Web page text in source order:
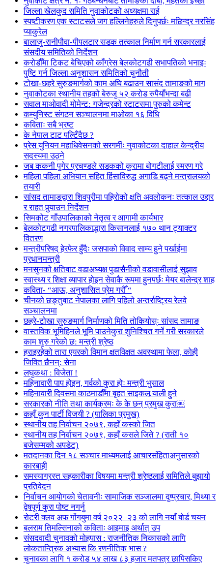
जिल्ला खेलकुद समिति नुवाकोटको अध्यक्षमा राई
स्पष्टीकरण एक स्टाटसले जग हल्लिनेहरुले दिनुपर्छः मछिन्द्र नरसिंह
प्याकुरेल
बालाजु-रानीपौवा-पीपलटार सडक तत्काल निर्माण गर्न सरकारलाई
संसदीय समितिको निर्देशन
करोडौँमा टिकट बेचिएको काँग्रेस बेलकोटगढी सभापतिको भनाइः
पुष्टि गर्न जिल्ला अनुशासन समितिको चुनौती
टोखा-छहरे सुरुङमार्गको काम अघि बढाउन सासंद तामाङको माग
नुवाकोटका स्थानीय तहको बेरुजु ५२ करोड रुपैयाँभन्दा बढी
सवाल माओवादी मोमेन्ट: गजेन्द्रको स्टाटसमा पुरुको कमेन्ट
कम्युनिस्ट संगठन सञ्चालनमा माओका १६ विधि
कविताः सबै भ्रष्ट
के नेपाल टाट पल्टिँदैछ ?
प्रेस युनियन महाधिवेसनको सरगर्मीः नुवाकोटका दाहाल केन्द्रीय
सदस्यमा उठ्ने
जब ककनी पुगेर प्रचण्डले सडकको कुरामा बोगटीलाई स्मरण गरे
महिला पहिला अभियान सहित हिंसाविरुद्ध अगाडि बढ्ने मन्त्रालयको
तयारी
सांसद तामाङद्वारा शिवपुरीमा पहिरोको क्षति अवलोकनः तत्काल उद्दार
र राहत पुर्‍याउन निर्देशन
सिमकोट गाँउपालिकाको नेतृत्व र आगामी कार्यभार
बेलकोटगढी नगरपालिकाद्धारा किसानलाई १७० थान ट्याक्टर
वितरण
मन्त्रीपरिषद् हेरफेर हुँदैः जसपाको विवाद साम्य हुने पर्खाईमा
प्रधानमन्त्री
मनसुनको क्षतिबाट वडाअध्यक्ष पुडासैनीको वडावासीलाई सुझाव
स्वास्थ्य र शिक्षा व्यापार होइन सेवाकै रूपमा हुनपर्छः मेयर बालेन्द्र शाह
कविता- “आऊ, अनुशासित प्रेम गरौँ “
चीनको छङ्तुबाट नेपालका लागि पहिलो अन्तर्राष्ट्रिय रेलवे
सञ्चालनमा
छहरे-टोखा सुरुङमार्ग निर्माणको मिति तोकियोस्ः सांसद तामाङ
वास्तविक भूमिहिनले भूमि पाउनेकुरा शुनिश्चित गर्ने गरी सरकारले
काम शुरु गरेको छ: मन्त्री श्रेष्ठ
हराइरहेको तारा एयरको विमान क्षतविक्षत अवस्थामा फेला, कोही
जिवित छैनन्: सेना
लघुकथा : विजेता !
महिनावारी पाप होइन, गर्वको कुरा होः मन्त्री भुसाल
महिनावारी दिवसमा काठमाडौँमा बृहत साइकल र्‍याली हुने
सरकारको नीति तथा कार्यक्रमः के के छन् प्रमुख कुरा￼
कहाँ कुन पार्टी विजयी ? (पालिका प्रमुख)
स्थानीय तह निर्वाचन २०७९, कहाँ कस्को जित
स्थानीय तह निर्वाचन २०७९, कहाँ कसले जिते ? (राती १०
बजेसम्मको अपडेट)
मतदानका दिन १८ सञ्चार माध्यमलाई आचारसंहिताअनुसारको
कारबाही
समस्याग्रस्त सहकारीका विषयमा मन्त्री श्रेष्ठलाई समितिले बुझायो
प्रतिवेदन
निर्वाचन आयोगको चेतावनीः सामाजिक सञ्जालमा दुष्प्रचार, मिथ्या र
द्वेषपूर्ण कुरा पोष्ट नगर्नु
रोटरी क्लव अफ गोंगबुमा वर्ष २०२२–२३ को लागि नयाँ बोर्ड चयन
बलराम तिमल्सिनाको कविताः आइमाइ अर्थात् उप
संसदवादी चुनावको मोहपास : राजनीतिक निकासको लागि
लोकतान्त्रिक अभ्यास कि रणनीतिक भास ?
चुनावका लागि १ करोड ५४ लाख ८३ हजार मतपत्र छापिसकिए